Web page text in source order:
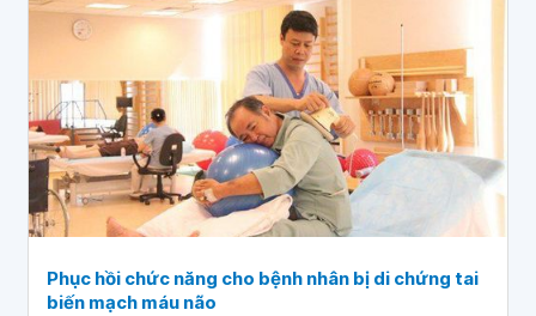
Phục hồi chức năng cho bệnh nhân bị di chứng tai
biến mạch máu não